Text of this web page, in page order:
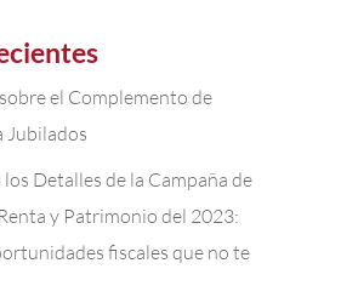
el Complemento de
Jubilados
Detalles de la Campaña de
y Patrimonio del 2023:
fiscales que no te